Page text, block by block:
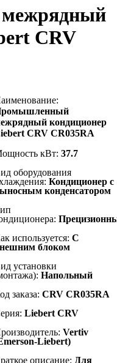
CRV
:
кондиционер
CRV CR035RA
кВт: 37.7
оборудования
Кондиционер с
конденсатором
используется: С
блоком
установки
Напольный
заказа: CRV CR035RA
Liebert CRV
Vertiv
Liebert)
описание: Для